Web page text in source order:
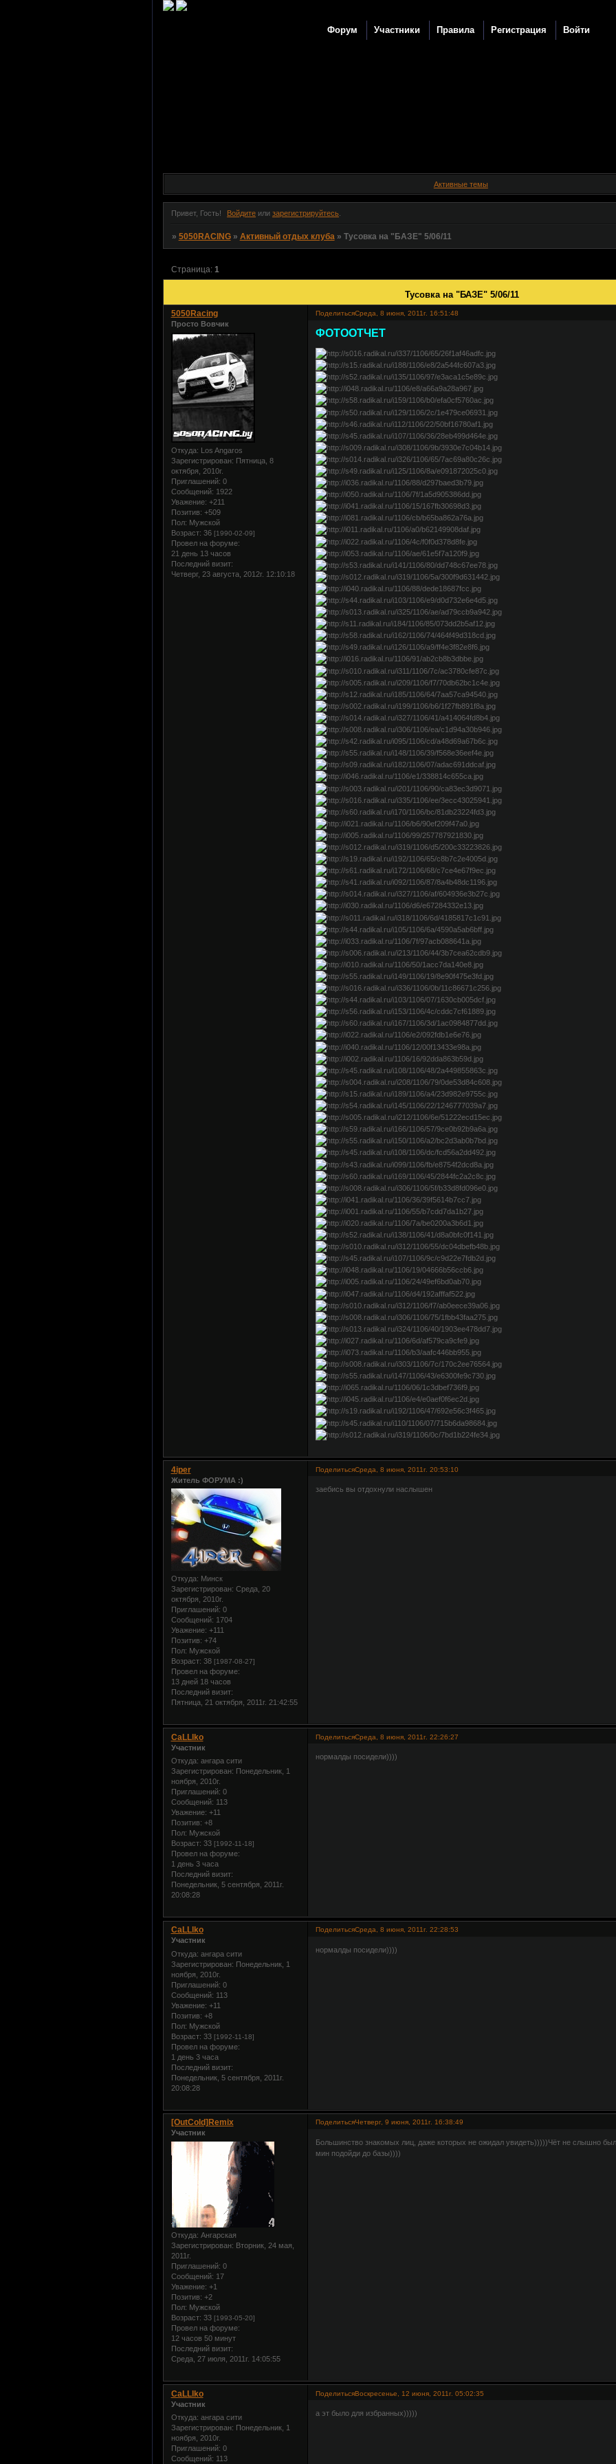
Форум Участники Правила Регистрация Войти
Активные темы
Привет, Гость! Войдите или зарегистрируйтесь
» 5050RACING » Активный отдых клуба » Тусовка на "БАЗЕ" 5/06/11
Тусовка на "БАЗЕ" 5/06/11
Страница: 1
ПоделитьсяСреда, 8 июня, 2011г. 16:51:48
5050Racing
Просто Вовчик
Откуда: Los Angaros
Зарегистрирован: Пятница, 8
октября, 2010г.
Приглашений: 0
Сообщений: 1922
Уважение: +211
Позитив: +509
Пол: Мужской
Возраст: 36 [1990-02-09]
Провел на форуме:
21 день 13 часов
Последний визит:
Четверг, 23 августа, 2012г. 12:10:18
ФОТООТЧЁТ
ПоделитьсяСреда, 8 июня, 2011г. 20:53:10
4iper
Житель ФОРУМА :)
Откуда: Минск
Зарегистрирован: Среда, 20
октября, 2010г.
Приглашений: 0
Сообщений: 1704
Уважение: +111
Позитив: +74
Пол: Мужской
Возраст: 38 [1987-08-27]
Провел на форуме:
13 дней 18 часов
Последний визит:
Пятница, 21 октября, 2011г. 21:42:55
заебись вы отдохнули наслышен
ПоделитьсяСреда, 8 июня, 2011г. 22:26:27
CaLLlko
Участник
Откуда: ангара сити
Зарегистрирован: Понедельник, 1
ноября, 2010г.
Приглашений: 0
Сообщений: 113
Уважение: +11
Позитив: +8
Пол: Мужской
Возраст: 33 [1992-11-18]
Провел на форуме:
1 день 3 часа
Последний визит:
Понедельник, 5 сентября, 2011г.
20:08:28
нормалды посидели))))
ПоделитьсяСреда, 8 июня, 2011г. 22:28:53
CaLLlko
Участник
Откуда: ангара сити
Зарегистрирован: Понедельник, 1
ноября, 2010г.
Приглашений: 0
Сообщений: 113
Уважение: +11
Позитив: +8
Пол: Мужской
Возраст: 33 [1992-11-18]
Провел на форуме:
1 день 3 часа
Последний визит:
Понедельник, 5 сентября, 2011г.
20:08:28
нормалды посидели))))
ПоделитьсяЧетверг, 9 июня, 2011г. 16:38:49
[OutCold]Remix
Участник
Откуда: Ангарская
Зарегистрирован: Вторник, 24 мая,
2011г.
Приглашений: 0
Сообщений: 17
Уважение: +1
Позитив: +2
Пол: Мужской
Возраст: 33 [1993-05-20]
Провел на форуме:
12 часов 50 минут
Последний визит:
Среда, 27 июля, 2011г. 14:05:55
Большинство знакомых лиц, даже которых не ожидал увидеть)))))Чёт не слышно
мин подойди до базы))))
ПоделитьсяВоскресенье, 12 июня, 2011г. 05:02:35
CaLLlko
Участник
Откуда: ангара сити
Зарегистрирован: Понедельник, 1
ноября, 2010г.
Приглашений: 0
Сообщений: 113
а эт было для избранных)))))